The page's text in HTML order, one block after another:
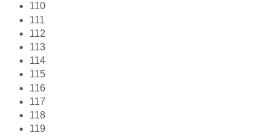
110
111
112
113
114
115
116
117
118
119